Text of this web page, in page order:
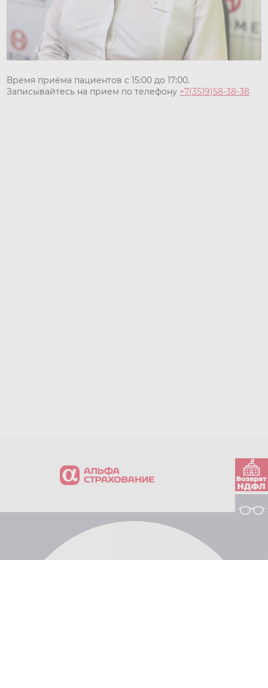
Время приёма пациентов с 15:00 до 17:00.
Записывайтесь на прием по телефону +7(3519)58-38-38